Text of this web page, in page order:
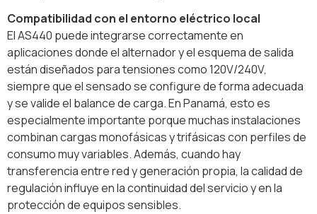
Compatibilidad con el entorno eléctrico local
El AS440 puede integrarse correctamente en
aplicaciones donde el alternador y el esquema de salida
están diseñados para tensiones como 120V/240V,
siempre que el sensado se configure de forma adecuada
y se valide el balance de carga. En Panamá, esto es
especialmente importante porque muchas instalaciones
combinan cargas monofásicas y trifásicas con perfiles de
consumo muy variables. Además, cuando hay
transferencia entre red y generación propia, la calidad de
regulación influye en la continuidad del servicio y en la
protección de equipos sensibles.